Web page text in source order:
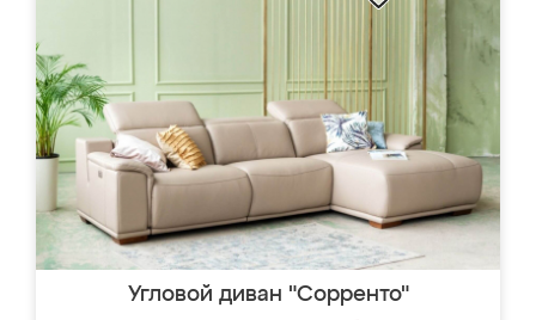
Угловой диван "Сорренто"